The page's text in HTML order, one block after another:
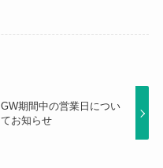
GW期間中の営業日につい
てお知らせ